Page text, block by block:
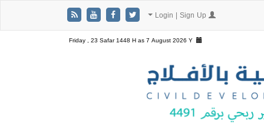
Friday , 23 Safar 1448 H as7 August 2026 Y